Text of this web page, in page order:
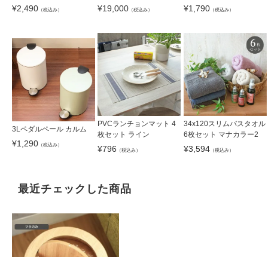
¥2,490 （税込み） ¥19,000 （税込み） ¥1,790（税込み）
3Lペダルペール カルム
¥1,290 （税込み）
PVCランチョンマット 4
枚セット ライン
¥796 （税込み）
34x120スリムバスタオル
6枚セット マナカラー2
¥3,594（税込み）
最近チェックした商品